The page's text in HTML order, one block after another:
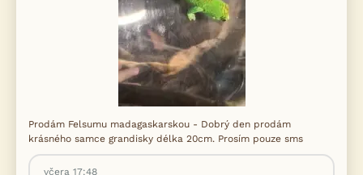
Prodám Felsumu madagaskarskou - Dobrý den prodám
krásného samce grandisky délka 20cm. Prosím pouze sms
včera 17:48